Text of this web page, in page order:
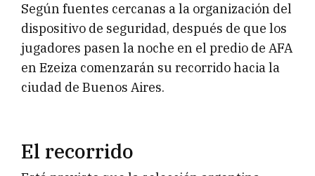
Según fuentes cercanas a la organización del
dispositivo de seguridad, después de que los
jugadores pasen la noche en el predio de AFA
en Ezeiza comenzarán su recorrido hacia la
ciudad de Buenos Aires.
El recorrido